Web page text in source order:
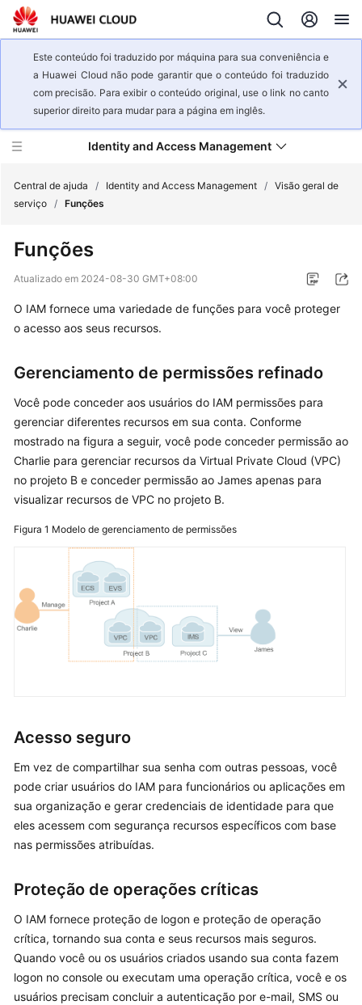
Este conteúdo foi traduzido por máquina para sua conveniência e
a Huawei Cloud não pode garantir que o conteúdo foi traduzido
com precisão. Para exibir o conteúdo original, use o link no canto
superior direito para mudar para a página em inglês.
Identity and Access Management
geral
de
Infográficos
que
é
o
IAM?
Conceitos
básicos
Funções
Serviços
nuvem
suporte
Observações
e
restrições
Histórico
Primeiros
Guia
de
usuário
Central de ajuda / Identity and Access Management / Visão geral de
serviço / Funções
Funções
Atualizado em 2024-08-30 GMT+08:00
O IAM fornece uma variedade de funções para você proteger
o acesso aos seus recursos.
Gerenciamento de permissões refinado
Você pode conceder aos usuários do IAM permissões para
gerenciar diferentes recursos em sua conta. Conforme
mostrado na figura a seguir, você pode conceder permissão ao
Charlie para gerenciar recursos da Virtual Private Cloud (VPC)
no projeto B e conceder permissão ao James apenas para
visualizar recursos de VPC no projeto B.
Figura 1 Modelo de gerenciamento de permissões
Acesso seguro
Em vez de compartilhar sua senha com outras pessoas, você
pode criar usuários do IAM para funcionários ou aplicações em
sua organização e gerar credenciais de identidade para que
eles acessem com segurança recursos específicos com base
nas permissões atribuídas.
Proteção de operações críticas
O IAM fornece proteção de logon e proteção de operação
crítica, tornando sua conta e seus recursos mais seguros.
Quando você ou os usuários criados usando sua conta fazem
logon no console ou executam uma operação crítica, você e os
usuários precisam concluir a autenticação por e-mail, SMS ou